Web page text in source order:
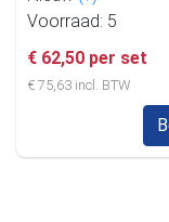
Voorraad: 5
€ 62,50 per set
€ 75,63 incl. BTW